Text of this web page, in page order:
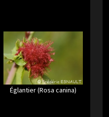
Églantier (Rosa canina)